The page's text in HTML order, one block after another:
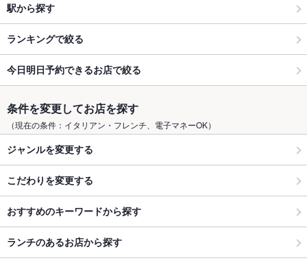
駅から探す
ランキングで絞る
今日明日予約できるお店で絞る
条件を変更してお店を探す
（現在の条件：イタリアン・フレンチ、電子マネーOK）
ジャンルを変更する
こだわりを変更する
おすすめのキーワードから探す
ランチのあるお店から探す